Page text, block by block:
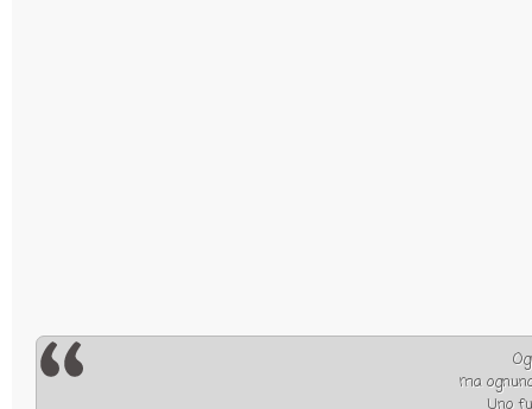
ma